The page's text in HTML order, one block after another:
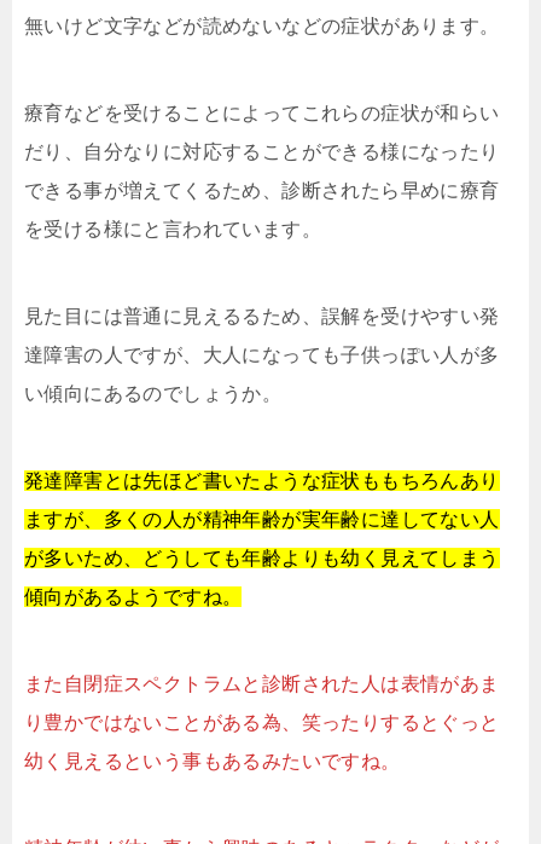
無いけど文字などが読めないなどの症状があります。
療育などを受けることによってこれらの症状が和らい
だり、自分なりに対応することができる様になったり
できる事が増えてくるため、診断されたら早めに療育
を受ける様にと言われています。
見た目には普通に見えるるため、誤解を受けやすい発
達障害の人ですが、大人になっても子供っぽい人が多
い傾向にあるのでしょうか。
発達障害とは先ほど書いたような症状ももちろんあり
ますが、多くの人が精神年齢が実年齢に達してない人
が多いため、どうしても年齢よりも幼く見えてしまう
傾向があるようですね。
また自閉症スペクトラムと診断された人は表情があま
り豊かではないことがある為、笑ったりするとぐっと
幼く見えるという事もあるみたいですね。